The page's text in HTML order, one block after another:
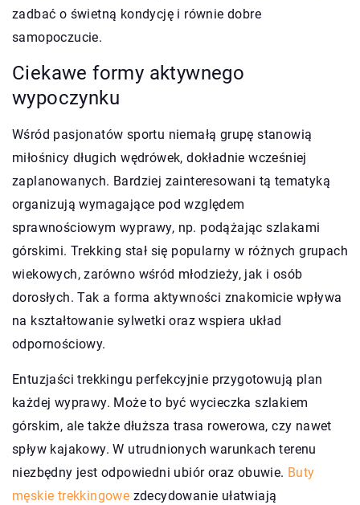
zadbać o świetną kondycję i równie dobre
samopoczucie.
Ciekawe formy aktywnego
wypoczynku
Wśród pasjonatów sportu niemałą grupę stanowią
miłośnicy długich wędrówek, dokładnie wcześniej
zaplanowanych. Bardziej zainteresowani tą tematyką
organizują wymagające pod względem
sprawnościowym wyprawy, np. podążając szlakami
górskimi. Trekking stał się popularny w różnych grupach
wiekowych, zarówno wśród młodzieży, jak i osób
dorosłych. Tak a forma aktywności znakomicie wpływa
na kształtowanie sylwetki oraz wspiera układ
odpornościowy.
Entuzjaści trekkingu perfekcyjnie przygotowują plan
każdej wyprawy. Może to być wycieczka szlakiem
górskim, ale także dłuższa trasa rowerowa, czy nawet
spływ kajakowy. W utrudnionych warunkach terenu
niezbędny jest odpowiedni ubiór oraz obuwie. Buty
męskie trekkingowe zdecydowanie ułatwiają